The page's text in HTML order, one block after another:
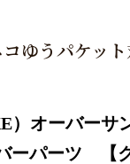
うパケット
）オーバーサ
ーパーツ 【